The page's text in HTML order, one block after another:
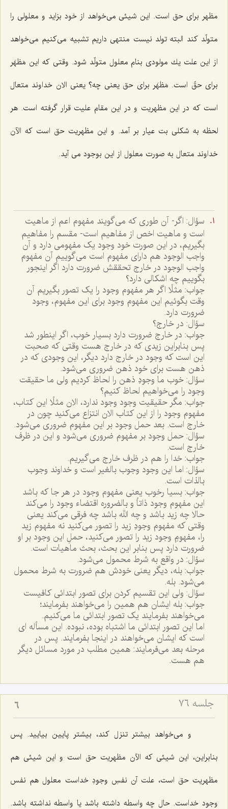
مظهر براى حق است. این شیئى مى‌خواهد از خود بزاید و معلولى را
متولّد كند البته تولد نیست منتهى داریم تشبیه مى‌كنیم مى‌خواهد
از این علت یك مولودى بنام معلول متولّد شود. وقتى كه این مَظهَر
براى حقّ است. مَظهَر براى حق یعنى چه؟ یعنى الان خداوند متعال
است كه در این مظهریت و در این مقام علیت قرار گرفته است. هر
لحظه به شكلى بت عیار بر آمد. و این مظهریت حق است كه الآن
خداوند متعال به صورت معلول از این بوجود مى آید.
سؤال: اگر- آن طورى که مى‌گويند مفهوم اعم از ماهيت
است و ماهيت اخص از مفاهيم است- مقسم را مفاهيم
بگيريم، در اين صورت خود وجود يک مفهومى دارد و آن
واجب الوجود هم داراى مفهوم است مى‌گوييم آن مفهوم
واجب الوجود در خارج تحققش ضرورت دارد اگر اينجور
بگوييم چه اشکالى دارد؟
جواب: مثلًا اگر هر مفهوم وجود را يک تصور بگيريم آن
وقت بگوئيم اين مفهوم وجود براى اين مفهوم، وجود
ضرورت دارد.
سؤال: در خارج؟
جواب: در خارج ضرورت دارد بسيار خوب، اگر اينطور شد
پس بنابراين زيدى که در خارج هست وقتى که صحبت
اين است که وجود در خارج دارد ديگر، اين وجودى که در
ذهن هست براى خود ذهن ضرورى مى‌شود.
سؤال: خوب ما وجودِ ذهن را لحاظ کرديم ولى ما حقيقت
وجود را مى‌خواهيم لحاظ کنيم؟
جواب: مگر حقيقيت وجود وجود ندارد، الان مثلًا اين کتاب،
مفهوم وجود را از اين کتاب الان انتزاع مى‌کنيد چون در
خارج است. بعد حمل وجود بر اين مفهوم ضرورى مى‌شود.
سؤال: حمل وجود بر مفهوم ضرورى مى‌شود و اين در ظرف
خارج است.
جواب: خدا را هم در ظرف خارج مى‌گيريم.
سؤال: اما اين وجود وجوب بالغير است و خداوند وجوب
بالذات است.
جواب: بسيا رخوب يعنى مفهوم وجود در هر جا که باشد
اين مفهوم وجود ذاتاً و بالضروره اقتضاء وجود را مى‌کند
حالا چه زيد باشد و چه الله باشد چه فرقى مى‌کند يعنى
وقتى که مفهوم وجودِ زيد را تصور مى‌کنيد نه مفهوم زيد
را، مفهومِ وجود زيد را تصور مى‌کنيد، حملِ اين وجود بر او
ضرورت دارد پس بنابر اين بحث، بحث ماهيات است.
سؤال: در واقع به شرط محمول مى‌شود.
جواب: بله، ديگر يعنى خودش هم ضرورت به شرط محمول
مى‌شود. بله.
سؤال: ولى اين تقسيم کردن براى تصور ابتدائى کافيست
جواب: بله ايشان هم همين را مى‌خواهند بفرمايند؛
مى‌خواهند بفرمايند يک تصور ابتدائى ما مى‌کنيم.
اما اين تصور ابتدائى ما اشتباه بوده، نبوده. اين مسأله اى
است که ايشان مى‌خواهند در اينجا بفرمايند. پس در
مرحله بعد مى‌فرمايند: همين مطلب در مورد مسائل ديگر
هم هست.
جلسه ۷۶ 6
و مى‌خواهد بیشتر تنزل كند، بیشتر پایین بیایید. پس
بنابراین، این شیئى كه الآن مظهریت حق است و این شیئى هم
مظهریت حق است، علت آن نفسِ وجودِ خداست معلول هم نفس
وجود خداست. حال چه واسطه داشته باشد یا واسطه نداشته باشد.